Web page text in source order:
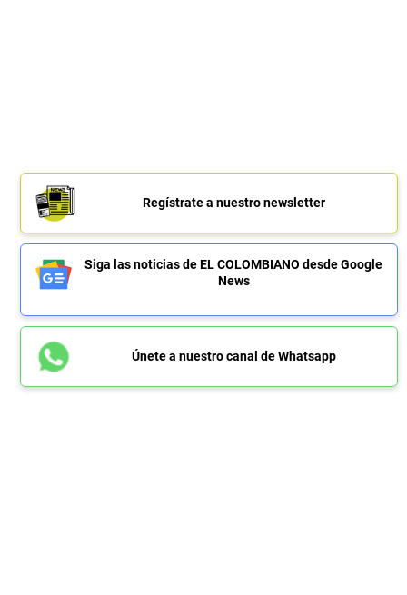
Regístrate a nuestro newsletter
Siga las noticias de EL COLOMBIANO desde Google
News
Únete a nuestro canal de Whatsapp